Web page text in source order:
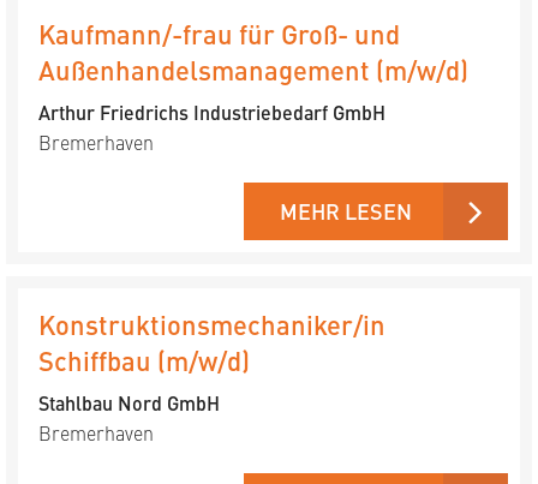
Kaufmann/-frau für Groß- und
Außenhandelsmanagement (m/w/d)
Arthur Friedrichs Industriebedarf GmbH
Bremerhaven
MEHR LESEN
Konstruktionsmechaniker/in
Schiffbau (m/w/d)
Stahlbau Nord GmbH
Bremerhaven